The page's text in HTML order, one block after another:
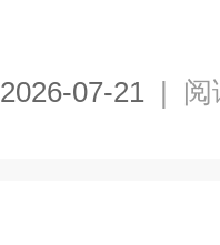
2026-07-21 | 阅